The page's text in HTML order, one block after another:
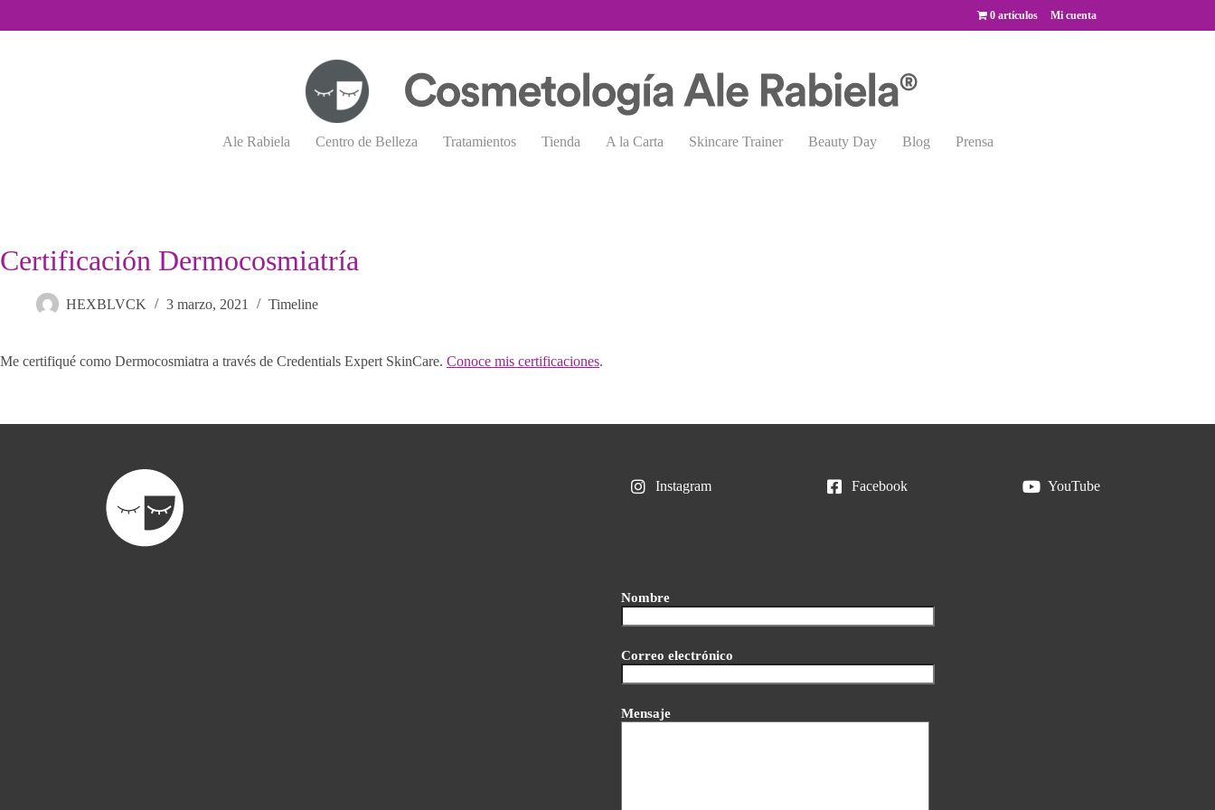
Mi cuenta
0 artículos
Ale Rabiela Centro de Belleza Tratamientos Tienda A la Carta Skincare Trainer Beauty Day Blog Prensa
Certificación Dermocosmiatría
HEXBLVCK 3 marzo, 2021 Timeline
Me certifiqué como Dermocosmiatra a través de Credentials Expert SkinCare. Conoce mis certificaciones.
Instagram Facebook YouTube
Nombre
Correo electrónico
Mensaje